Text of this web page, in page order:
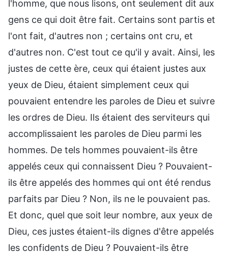
l'homme, que nous lisons, ont seulement dit aux
gens ce qui doit être fait. Certains sont partis et
l'ont fait, d'autres non ; certains ont cru, et
d'autres non. C'est tout ce qu'il y avait. Ainsi, les
justes de cette ère, ceux qui étaient justes aux
yeux de Dieu, étaient simplement ceux qui
pouvaient entendre les paroles de Dieu et suivre
les ordres de Dieu. Ils étaient des serviteurs qui
accomplissaient les paroles de Dieu parmi les
hommes. De tels hommes pouvaient-ils être
appelés ceux qui connaissent Dieu ? Pouvaient-
ils être appelés des hommes qui ont été rendus
parfaits par Dieu ? Non, ils ne le pouvaient pas.
Et donc, quel que soit leur nombre, aux yeux de
Dieu, ces justes étaient-ils dignes d'être appelés
les confidents de Dieu ? Pouvaient-ils être